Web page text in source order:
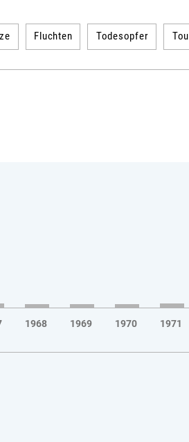
Fluchten Todesopfer
1968 1969 1970 1971